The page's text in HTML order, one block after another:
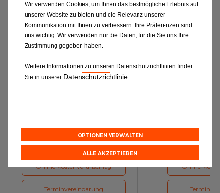
Online-Kostenvoranschlag
Terminvereinbarung
Online-
Wir verwenden Cookies, um Ihnen das bestmögliche Erlebnis auf
unserer Website zu bieten und die Relevanz unserer
Kommunikation mit Ihnen zu verbessern. Ihre Präferenzen sind
uns wichtig. Wir verwenden nur die Daten, für die Sie uns Ihre
Zustimmung gegeben haben.
Weitere Informationen zu unseren Datenschutzrichtlinien finden
Sie in unsererDatenschutzrichtlinie .
OPTIONEN VERWALTEN
ALLE AKZEPTIEREN